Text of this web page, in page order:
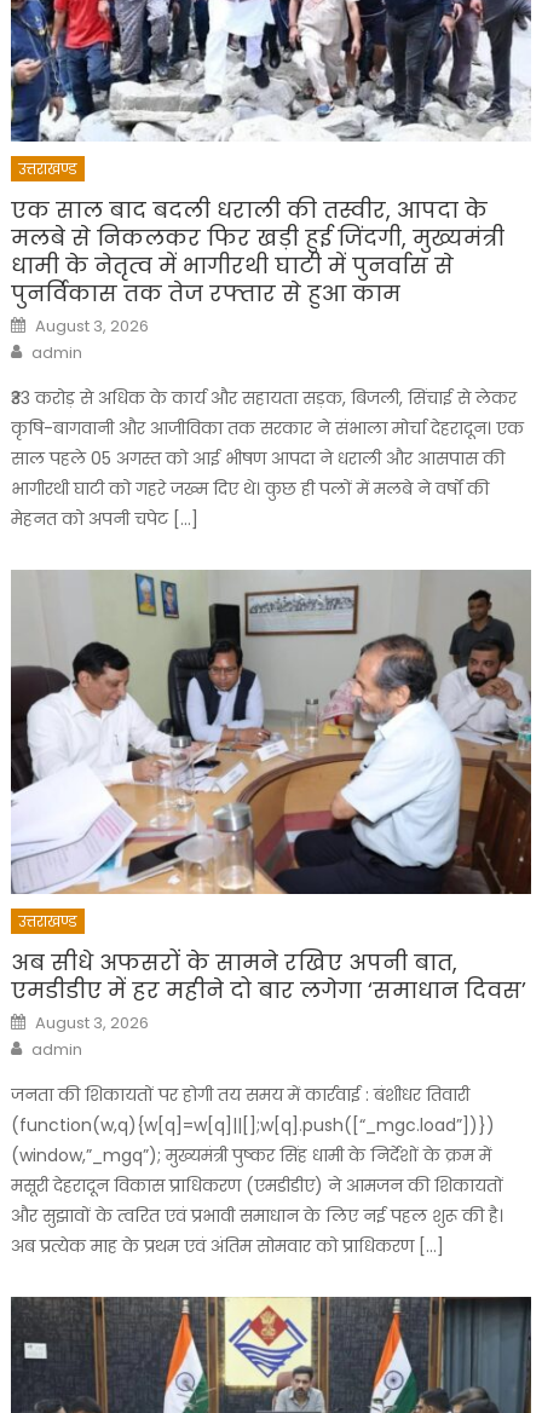
उत्तराखण्ड
एक साल बाद बदली धराली की तस्वीर, आपदा के
मलबे से निकलकर फिर खड़ी हुई जिंदगी, मुख्यमंत्री
धामी के नेतृत्व में भागीरथी घाटी में पुनर्वास से
पुनर्विकास तक तेज रफ्तार से हुआ काम
Posted
on
August 3, 2026
Author
admin
₹33 करोड़ से अधिक के कार्य और सहायता सड़क, बिजली, सिंचाई से लेकर
कृषि-बागवानी और आजीविका तक सरकार ने संभाला मोर्चा देहरादून। एक
साल पहले 05 अगस्त को आई भीषण आपदा ने धराली और आसपास की
भागीरथी घाटी को गहरे जख्म दिए थे। कुछ ही पलों में मलबे ने वर्षों की
मेहनत को अपनी चपेट […]
उत्तराखण्ड
अब सीधे अफसरों के सामने रखिए अपनी बात,
एमडीडीए में हर महीने दो बार लगेगा ‘समाधान दिवस’
Posted
on
August 3, 2026
Author
admin
जनता की शिकायतों पर होगी तय समय में कार्रवाई : बंशीधर तिवारी
(function(w,q){w[q]=w[q]||[];w[q].push([“_mgc.load”])})
(window,”_mgq”); मुख्यमंत्री पुष्कर सिंह धामी के निर्देशों के क्रम में
मसूरी देहरादून विकास प्राधिकरण (एमडीडीए) ने आमजन की शिकायतों
और सुझावों के त्वरित एवं प्रभावी समाधान के लिए नई पहल शुरू की है।
अब प्रत्येक माह के प्रथम एवं अंतिम सोमवार को प्राधिकरण […]